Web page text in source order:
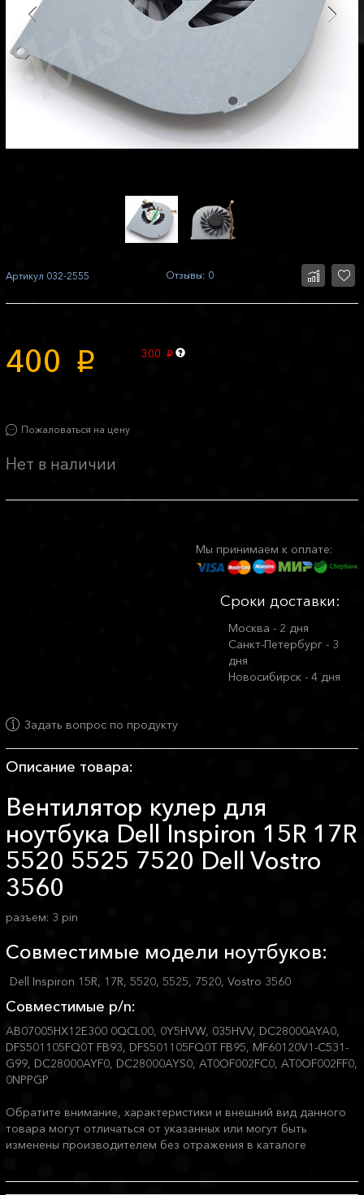
Артикул 032-2555 Отзывы: 0
400 p 300 p
Пожаловаться на цену
Нет в наличии
Мы принимаем к оплате:
Сроки доставки:
Москва - 2 дня
Санкт-Петербург - 3
дня
Новосибирск - 4 дня
Задать вопрос по продукту
Описание товара:
Вентилятор кулер для
ноутбука Dell Inspiron 15R 17R
5520 5525 7520 Dell Vostro
3560
разъем: 3 pin
Совместимые модели ноутбуков:
Dell Inspiron 15R, 17R, 5520, 5525, 7520, Vostro 3560
Совместимые p/n:
AB07005HX12E300 0QCL00, 0Y5HVW, 035HVV, DC28000AYA0,
DFS501105FQ0T FB93, DFS501105FQ0T FB95, MF60120V1-C531-
G99, DC28000AYF0, DC28000AYS0, AT0OF002FC0, AT0OF002FF0,
0NPPGP
Обратите внимание, характеристики и внешний вид данного
товара могут отличаться от указанных или могут быть
изменены производителем без отражения в каталоге